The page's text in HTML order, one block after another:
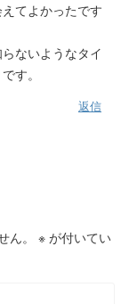
てよかったです
ないようなタイ
す。
返信
。 ※ が付いてい